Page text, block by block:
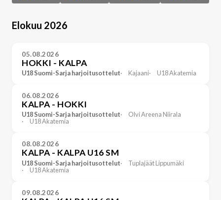
Elokuu 2026
05.08.2026
HOKKI - KALPA
U18 Suomi-Sarja harjoitusottelut Kajaani U18 Akatemia
06.08.2026
KALPA - HOKKI
U18 Suomi-Sarja harjoitusottelut
Olvi Areena Niirala
U18 Akatemia
08.08.2026
KALPA - KALPA U16 SM
U18 Suomi-Sarja harjoitusottelut
Tuplajäät Lippumäki
U18 Akatemia
09.08.2026